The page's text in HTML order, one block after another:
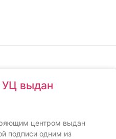
выдан
центром выдан
подписи одним из